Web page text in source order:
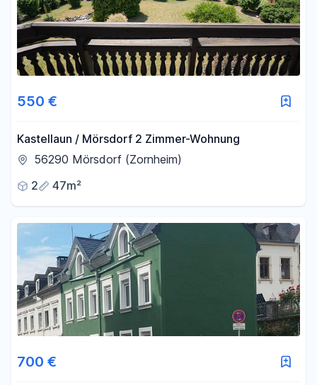
550 €
Kastellaun / Mörsdorf 2 Zimmer-Wohnung
56290 Mörsdorf (Zornheim)
2
47m²
700 €